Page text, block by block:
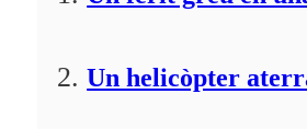
Un helicòpter